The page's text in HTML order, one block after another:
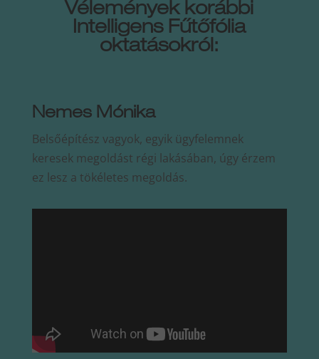
Vélemények korábbi
Intelligens Fűtőfólia
oktatásokról:
Nemes Mónika
Belsőépítész vagyok, egyik ügyfelemnek
keresek megoldást régi lakásában, úgy érzem
ez lesz a tökéletes megoldás.